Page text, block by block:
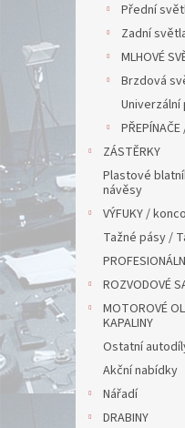
Přední
Zadní
MLHOVÉ
Brzdová
ZÁSTĚRKY
Plastové
návěsy
VÝFUKY /
Tažné pásy /
ROZVODOVÉ
MOTOROVÉ
KAPALINY
Ostatní
Akční nabídky
Nářadí
DRABINY